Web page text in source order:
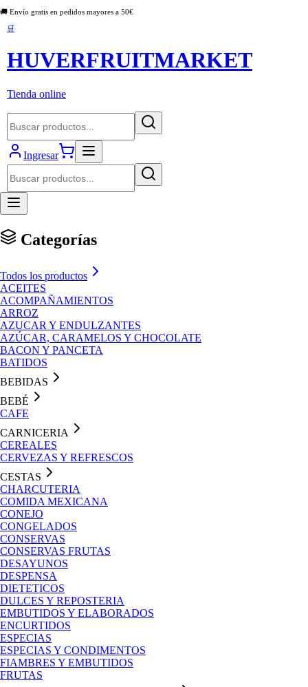
🚚 Envío gratis en pedidos mayores a 50€
🛒
HUVERFRUITMARKET
Tienda online
Ingresar
Categorías
Todos los productos
ACEITES
ACOMPAÑAMIENTOS
ARROZ
AZUCAR Y ENDULZANTES
AZÚCAR, CARAMELOS Y CHOCOLATE
BACON Y PANCETA
BATIDOS
BEBIDAS
BEBÉ
CAFE
CARNICERIA
CEREALES
CERVEZAS Y REFRESCOS
CESTAS
CHARCUTERIA
COMIDA MEXICANA
CONEJO
CONGELADOS
CONSERVAS
CONSERVAS FRUTAS
DESAYUNOS
DESPENSA
DIETETICOS
DULCES Y REPOSTERIA
EMBUTIDOS Y ELABORADOS
ENCURTIDOS
ESPECIAS
ESPECIAS Y CONDIMENTOS
FIAMBRES Y EMBUTIDOS
FRUTAS